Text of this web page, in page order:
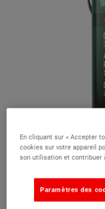
En cliquant sur « Accepter
cookies sur votre appareil
son utilisation et contribuer
Paramètres des